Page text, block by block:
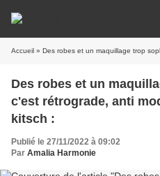
Accueil » Des robes et un maquillage trop
Des robes et un
c'est rétrograde, anti
kitsch :
Publié le 27/11/2022 à 09:02
Par Amalia Harmonie